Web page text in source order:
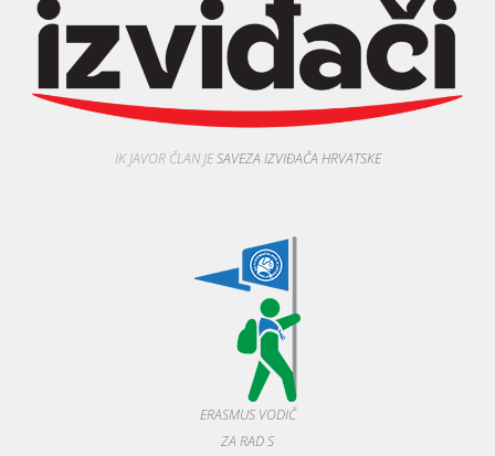
IK JAVOR ČLAN JESAVEZA IZVIĐAČA HRVATSKE
ERASMUS VODIČ
ZA RAD S